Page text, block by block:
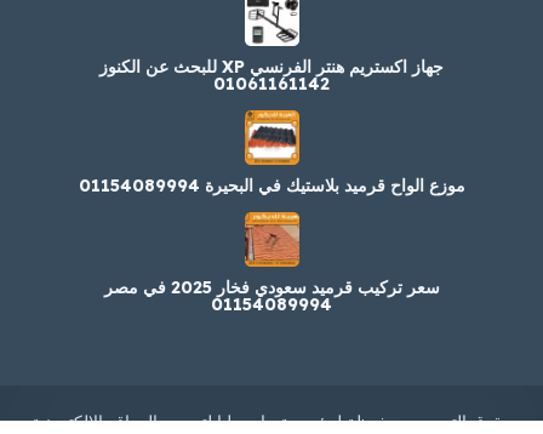
جهاز اكستريم هنتر الفرنسي XP للبحث عن الكنوز
01061161142
موزع الواح قرميد بلاستيك في البحيرة 01154089994
سعر تركيب قرميد سعودي فخار 2025 في مصر
01154089994
حقوق التصميم محفوظةلمؤسسة مارسيليا لتصميم المواقع الالكترونية